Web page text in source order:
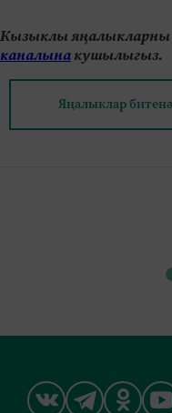
Кызыклы яңалыкларны
каналынакушылыгыз.
Яңалыклар битенә